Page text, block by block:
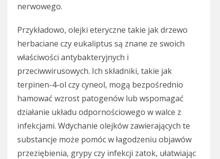
nerwowego.
Przykładowo, olejki eteryczne takie jak drzewo
herbaciane czy eukaliptus są znane ze swoich
właściwości antybakteryjnych i
przeciwwirusowych. Ich składniki, takie jak
terpinen-4-ol czy cyneol, mogą bezpośrednio
hamować wzrost patogenów lub wspomagać
działanie układu odpornościowego w walce z
infekcjami. Wdychanie olejków zawierających te
substancje może pomóc w łagodzeniu objawów
przeziębienia, grypy czy infekcji zatok, ułatwiając